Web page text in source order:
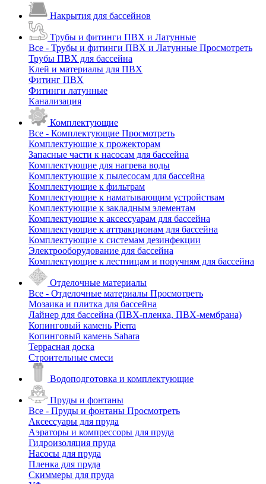
Накрытия для бассейнов
Трубы и фитинги ПВХ и Латунные
Все - Трубы и фитинги ПВХ и Латунные Просмотреть
Трубы ПВХ для бассейна
Клей и материалы для ПВХ
Фитинг ПВХ
Фитинги латунные
Канализация
Комплектующие
Все - Комплектующие Просмотреть
Комплектующие к прожекторам
Запасные части к насосам для бассейна
Комплектующие для нагрева воды
Комплектующие к пылесосам для бассейна
Комплектующие к фильтрам
Комплектующие к наматывающим устройствам
Комплектующие к закладным элементам
Комплектующие к аксессуарам для бассейна
Комплектующие к аттракционам для бассейна
Комплектующие к системам дезинфекции
Электрооборудование для бассейна
Комплектующие к лестницам и поручням для бассейна
Отделочные материалы
Все - Отделочные материалы Просмотреть
Мозаика и плитка для бассейна
Лайнер для бассейна (ПВХ-пленка, ПВХ-мембрана)
Копинговый камень Pierra
Копинговый камень Sahara
Террасная доска
Строительные смеси
Водоподготовка и комплектующие
Пруды и фонтаны
Все - Пруды и фонтаны Просмотреть
Аксессуары для пруда
Аэраторы и компрессоры для пруда
Гидроизоляция пруда
Насосы для пруда
Пленка для пруда
Скиммеры для пруда